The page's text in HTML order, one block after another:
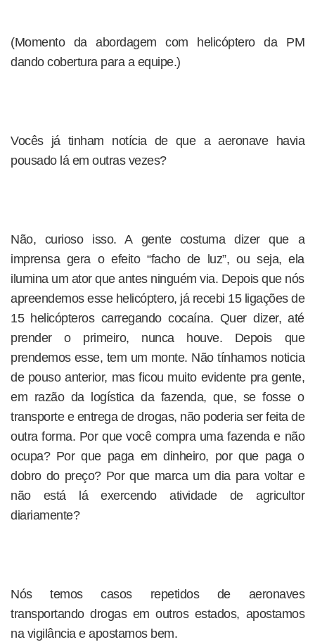
(Momento da abordagem com helicóptero da PM
dando cobertura para a equipe.)
Vocês já tinham notícia de que a aeronave havia
pousado lá em outras vezes?
Não, curioso isso. A gente costuma dizer que a
imprensa gera o efeito “facho de luz”, ou seja, ela
ilumina um ator que antes ninguém via. Depois que nós
apreendemos esse helicóptero, já recebi 15 ligações de
15 helicópteros carregando cocaína. Quer dizer, até
prender o primeiro, nunca houve. Depois que
prendemos esse, tem um monte. Não tínhamos noticia
de pouso anterior, mas ficou muito evidente pra gente,
em razão da logística da fazenda, que, se fosse o
transporte e entrega de drogas, não poderia ser feita de
outra forma. Por que você compra uma fazenda e não
ocupa? Por que paga em dinheiro, por que paga o
dobro do preço? Por que marca um dia para voltar e
não está lá exercendo atividade de agricultor
diariamente?
Nós temos casos repetidos de aeronaves
transportando drogas em outros estados, apostamos
na vigilância e apostamos bem.